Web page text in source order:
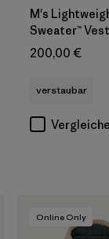
M's
Sweater™ Vest
200,00 €
verstaubar
Online Only